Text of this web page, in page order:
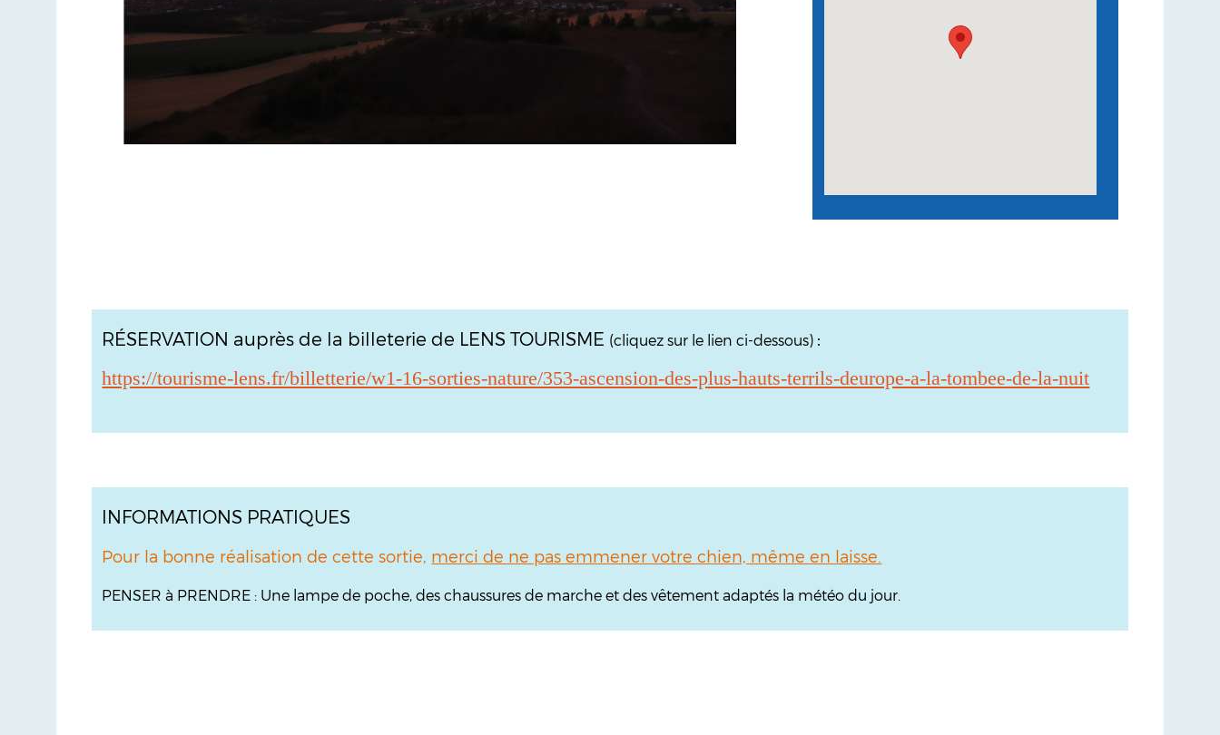
RÉSERVATION auprès de la billeterie de LENS TOURISME (cliquez sur le lien ci-dessous) :
https://tourisme-lens.fr/billetterie/w1-16-sorties-nature/353-ascension-des-plus-hauts-terrils-deurope-a-la-tombee-de-la-nuit
INFORMATIONS PRATIQUES
Pour la bonne réalisation de cette sortie, merci de ne pas emmener votre chien, même en laisse.
PENSER à PRENDRE : Une lampe de poche, des chaussures de marche et des vêtement adaptés la météo du jour.